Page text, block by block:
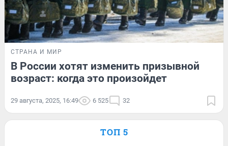
СТРАНА И МИР
В России хотят изменить призывной
возраст: когда это произойдет
29 августа, 2025, 16:49 6 525 32
ТОП 5